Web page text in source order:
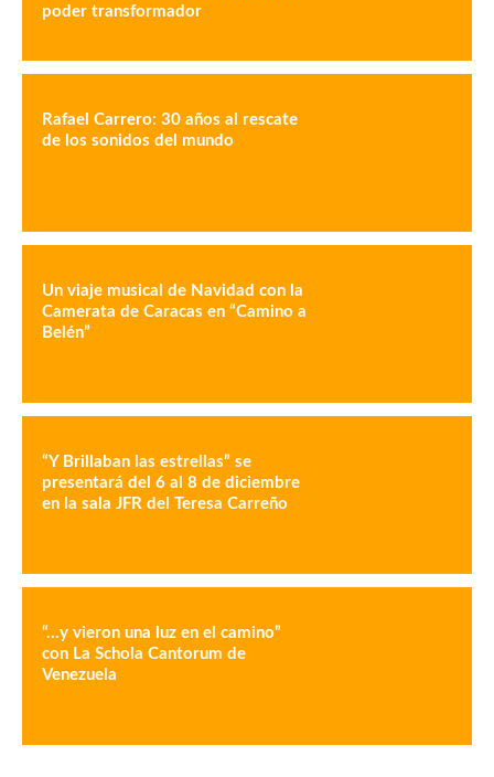
poder transformador
Rafael Carrero: 30 años al rescate
de los sonidos del mundo
Un viaje musical de Navidad con la
Camerata de Caracas en “Camino a
Belén”
“Y Brillaban las estrellas” se
presentará del 6 al 8 de diciembre
en la sala JFR del Teresa Carreño
“…y vieron una luz en el camino”
con La Schola Cantorum de
Venezuela